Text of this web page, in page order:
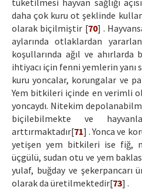
tüketilmesi hayvan sağlığı
daha çok kuru ot şeklinde
olarak biçilmiştir [70] .
aylarında otlaklardan
koşullarında ağıl ve ahırlarda
ihtiyacı için fenni yemlerin yanı
kuru yoncalar, korungalar ve
Yem bitkileri içinde en verimli
yoncaydı. Nitekim
biçilebilmekte ve
arttırmaktadır[71] . Yonca ve
yetişen yem bitkileri ise fiğ,
üçgülü, sudan otu ve yem
yulaf, buğday ve şekerpancarı
olarak da üretilmektedir[73] .